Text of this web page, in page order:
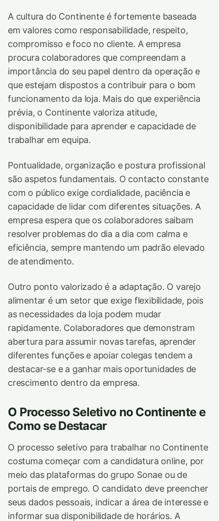
A cultura do Continente é fortemente baseada
em valores como responsabilidade, respeito,
compromisso e foco no cliente. A empresa
procura colaboradores que compreendam a
importância do seu papel dentro da operação e
que estejam dispostos a contribuir para o bom
funcionamento da loja. Mais do que experiência
prévia, o Continente valoriza atitude,
disponibilidade para aprender e capacidade de
trabalhar em equipa.
Pontualidade, organização e postura profissional
são aspetos fundamentais. O contacto constante
com o público exige cordialidade, paciência e
capacidade de lidar com diferentes situações. A
empresa espera que os colaboradores saibam
resolver problemas do dia a dia com calma e
eficiência, sempre mantendo um padrão elevado
de atendimento.
Outro ponto valorizado é a adaptação. O varejo
alimentar é um setor que exige flexibilidade, pois
as necessidades da loja podem mudar
rapidamente. Colaboradores que demonstram
abertura para assumir novas tarefas, aprender
diferentes funções e apoiar colegas tendem a
destacar-se e a ganhar mais oportunidades de
crescimento dentro da empresa.
O Processo Seletivo no Continente e
Como se Destacar
O processo seletivo para trabalhar no Continente
costuma começar com a candidatura online, por
meio das plataformas do grupo Sonae ou de
portais de emprego. O candidato deve preencher
seus dados pessoais, indicar a área de interesse e
informar sua disponibilidade de horários. A